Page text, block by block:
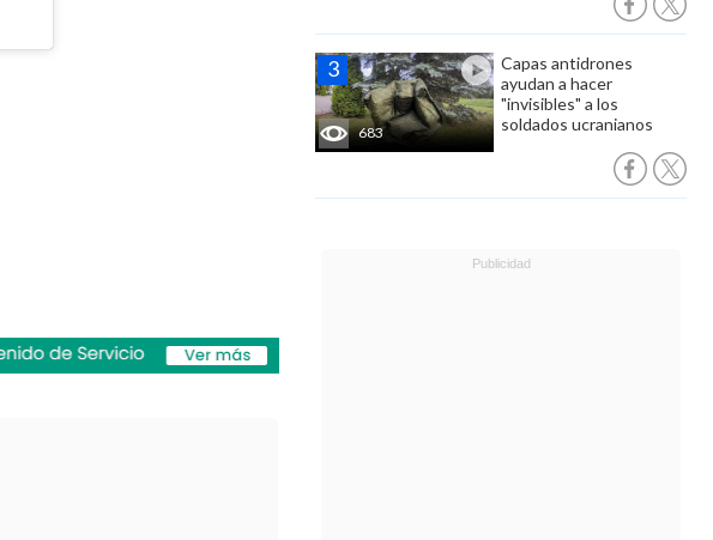
683
Capas antidrones
ayudan a hacer
"invisibles" a los
soldados ucranianos